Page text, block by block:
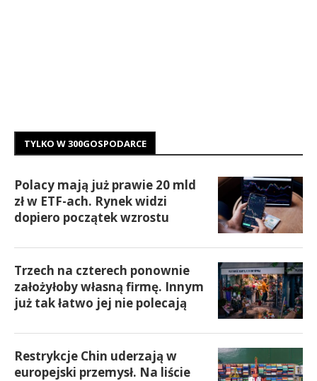
TYLKO W 300GOSPODARCE
Polacy mają już prawie 20 mld
zł w ETF-ach. Rynek widzi
dopiero początek wzrostu
Trzech na czterech ponownie
założyłoby własną firmę. Innym
już tak łatwo jej nie polecają
Restrykcje Chin uderzają w
europejski przemysł. Na liście